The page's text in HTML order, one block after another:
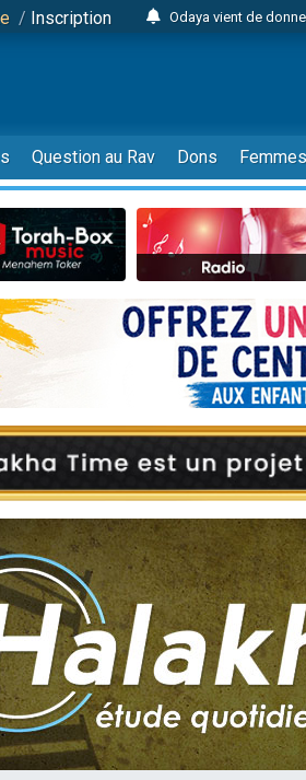
/ Inscription
Odaya vient de
3 personnes
2 personnes
13 personnes
12 nouvelles
30 personnes
Il reste 49 places
3 personnes
2 personnes
3 personnes
2 nouvelles
8 personnes
61 personnes
Il reste 49
Nathaniel vient de
6 personnes
3 personnes
Question au Rav Dons Femmes